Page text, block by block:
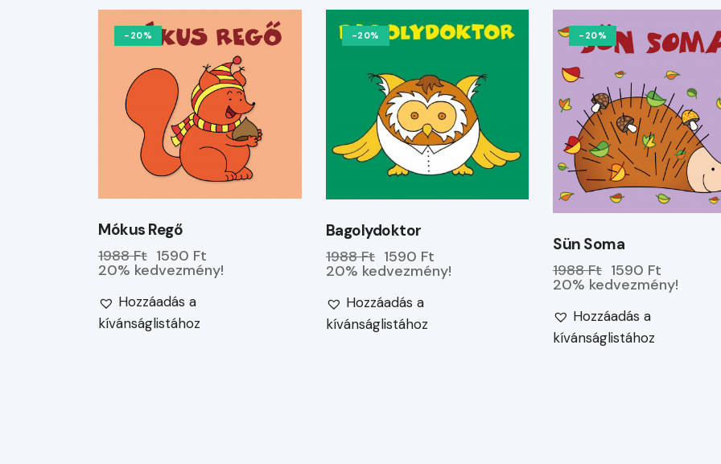
-20%
Mókus Regő
1988 Ft 1590 Ft
20% kedvezmény!
Hozzáadás a
kívánságlistához
-20%
Bagolydoktor
1988 Ft 1590 Ft
20% kedvezmény!
Hozzáadás a
kívánságlistához
-20%
Sün Soma
1988 Ft 1590 Ft
20% kedvezmény!
Hozzáadás a
kívánságlistához